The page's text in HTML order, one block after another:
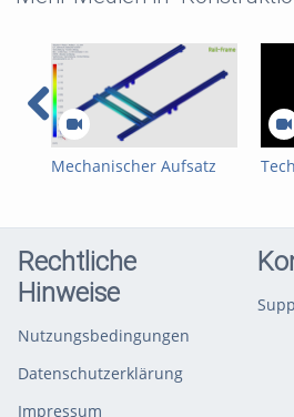
Mechanischer Aufsatz
MAV 500
Rechtliche
Hinweise
Nutzungsbedingungen
Datenschutzerklärung
Impressum